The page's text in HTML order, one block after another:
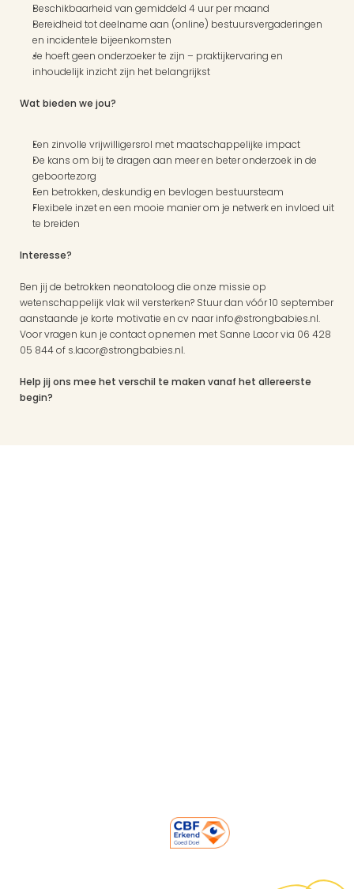
Beschikbaarheid van gemiddeld 4 uur per maand
Bereidheid tot deelname aan (online) bestuursvergaderingen
en incidentele bijeenkomsten
Je hoeft geen onderzoeker te zijn – praktijkervaring en
inhoudelijk inzicht zijn het belangrijkst
Wat bieden we jou?
Een zinvolle vrijwilligersrol met maatschappelijke impact
De kans om bij te dragen aan meer en beter onderzoek in de
geboortezorg
Een betrokken, deskundig en bevlogen bestuursteam
Flexibele inzet en een mooie manier om je netwerk en invloed uit
te breiden
Interesse?
Ben jij de betrokken neonatoloog die onze missie op
wetenschappelijk vlak wil versterken? Stuur dan vóór 10 september
aanstaande je korte motivatie en cv naar info@strongbabies.nl.
Voor vragen kun je contact opnemen met Sanne Lacor via 06 428
05 844 of s.lacor@strongbabies.nl.
Help jij ons mee het verschil te maken vanaf het allereerste
begin?